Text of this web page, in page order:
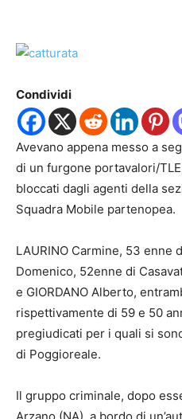
Condividi
Avevano appena messo a
di un furgone portavalori/
bloccati dagli agenti della
Squadra Mobile partenopea.
LAURINO Carmine, 53 enne
Domenico, 52enne di
e GIORDANO Alberto,
rispettivamente di 59 e 50
pregiudicati per i quali si
di Poggioreale.
Il gruppo criminale, dopo